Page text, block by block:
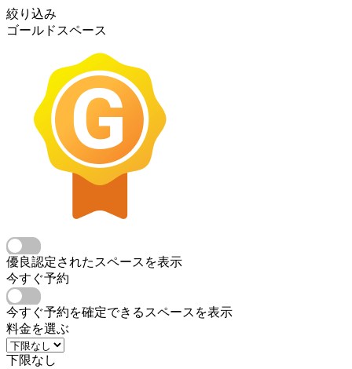
絞り込み
ゴールドスペース
優良認定されたスペースを表示
今すぐ予約
今すぐ予約を確定できるスペースを表示
料金を選ぶ
下限なし